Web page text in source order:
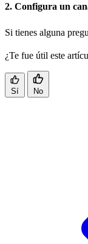
2. Configura un
Si tienes alguna
¿Te fue útil este
Sí No